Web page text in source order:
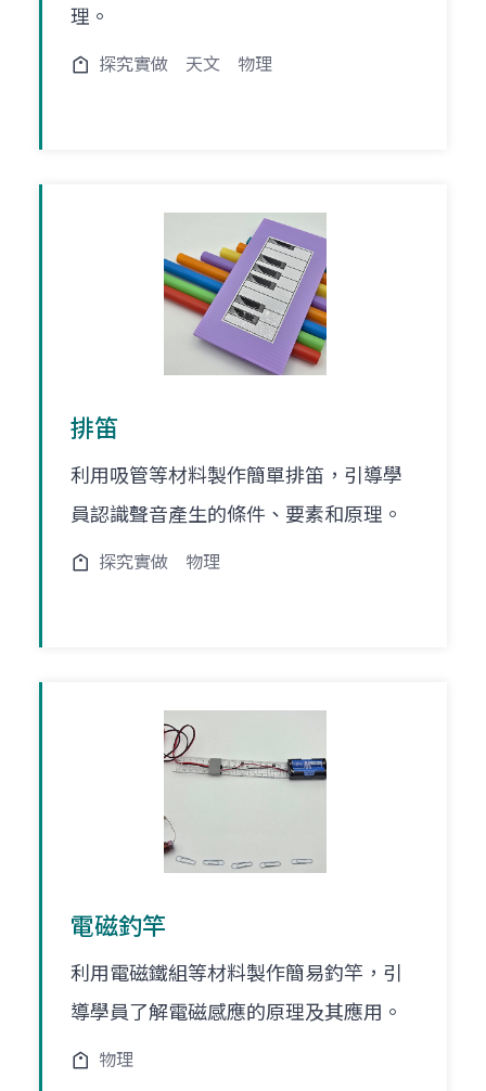
理。
探究實做 天文 物理
排笛
利用吸管等材料製作簡單排笛，引導學
員認識聲音產生的條件、要素和原理。
探究實做 物理
電磁釣竿
利用電磁鐵組等材料製作簡易釣竿，引
導學員了解電磁感應的原理及其應用。
物理